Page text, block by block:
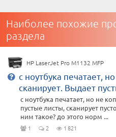
Наиболее похожие
раздела
HP LaserJet Pro M1132 MFP
c ноутбука печатает,
сканирует. Выдает
c ноутбука печатает, но не
пустые листы, сканирует
ним такое? до этого норм ...
1 2 1 821